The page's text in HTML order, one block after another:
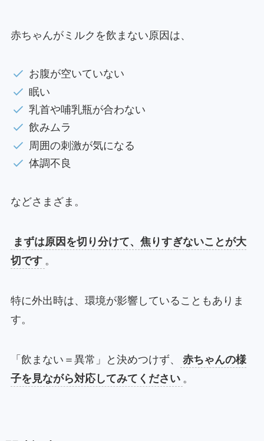
赤ちゃんがミルクを飲まない原因は、
お腹が空いていない
眠い
乳首や哺乳瓶が合わない
飲みムラ
周囲の刺激が気になる
体調不良
などさまざま。
まずは原因を切り分けて、焦りすぎないことが大
切です 。
特に外出時は、環境が影響していることもありま
す。
「飲まない＝異常」と決めつけず、
赤ちゃんの様
子を見ながら対応してみてください 。